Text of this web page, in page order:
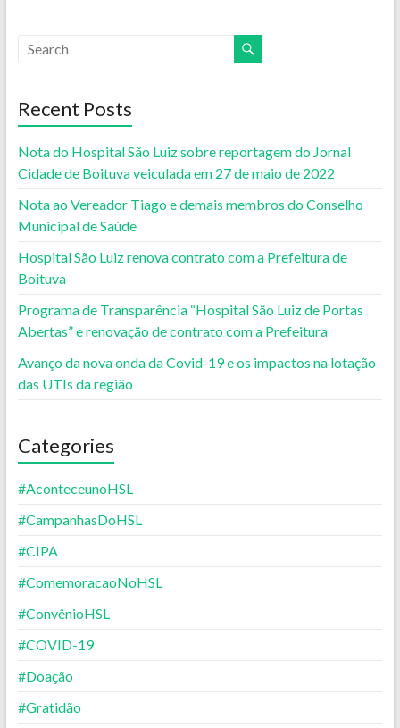
Recent Posts
Nota do Hospital São Luiz sobre reportagem do Jornal
Cidade de Boituva veiculada em 27 de maio de 2022
Nota ao Vereador Tiago e demais membros do Conselho
Municipal de Saúde
Hospital São Luiz renova contrato com a Prefeitura de
Boituva
Programa de Transparência “Hospital São Luiz de Portas
Abertas” e renovação de contrato com a Prefeitura
Avanço da nova onda da Covid-19 e os impactos na lotação
das UTIs da região
Categories
#AconteceunoHSL
#CampanhasDoHSL
#CIPA
#ComemoracaoNoHSL
#ConvênioHSL
#COVID-19
#Doação
#Gratidão